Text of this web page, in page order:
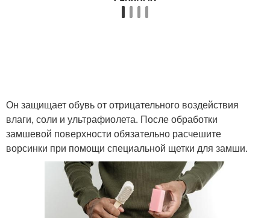
Он защищает обувь от отрицательного воздействия
влаги, соли и ультрафиолета. После обработки
замшевой поверхности обязательно расчешите
ворсинки при помощи специальной щетки для замши.